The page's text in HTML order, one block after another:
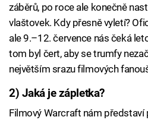
záběrů, po roce ale konečně
vlaštovek. Kdy přesně vyletí?
ale 9.–12. července nás čeká
tom byl čert, aby se trumfy
největším srazu filmových
2) Jaká je zápletka?
Filmový Warcraft nám představí